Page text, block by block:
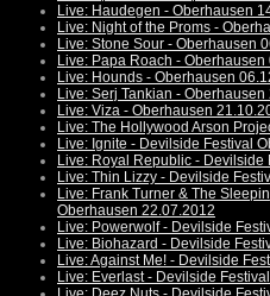
Live: Haudegen - Oberhausen
Live: Night of the Proms -
Live: Stone Sour - Oberhausen
Live: Papa Roach - Oberhausen
Live: Hounds - Oberhausen
Live: Serj Tankian - Oberhausen
Live: Viza - Oberhausen
Live: The Hollywood Arson
Live: Ignite - Devilside Festival
Live: Royal Republic -
Live: Thin Lizzy - Devilside
Live: Frank Turner & The
Oberhausen 22.07.2012
Live: Powerwolf - Devilside
Live: Biohazard - Devilside
Live: Against Me! - Devilside
Live: Everlast - Devilside